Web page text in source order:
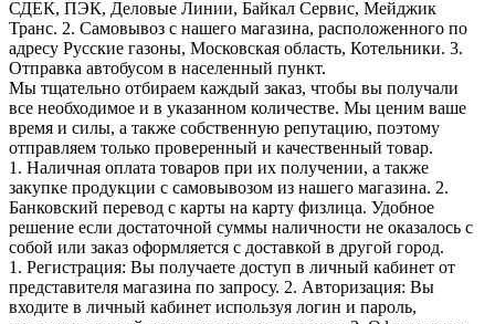
СДЕК, ПЭК, Деловые Линии, Байкал Сервис, Мейджик
Транс. 2. Самовывоз с нашего магазина, расположенного по
адресу Русские газоны, Московская область, Котельники. 3.
Отправка автобусом в населенный пункт.
Мы тщательно отбираем каждый заказ, чтобы вы получали
все необходимое и в указанном количестве. Мы ценим ваше
время и силы, а также собственную репутацию, поэтому
отправляем только проверенный и качественный товар.
1. Наличная оплата товаров при их получении, а также
закупке продукции с самовывозом из нашего магазина. 2.
Банковский перевод с карты на карту физлица. Удобное
решение если достаточной суммы наличности не оказалось с
собой или заказ оформляется с доставкой в другой город.
1. Регистрация: Вы получаете доступ в личный кабинет от
представителя магазина по запросу. 2. Авторизация: Вы
входите в личный кабинет используя логин и пароль,